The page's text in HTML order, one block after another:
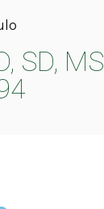
SD, MS